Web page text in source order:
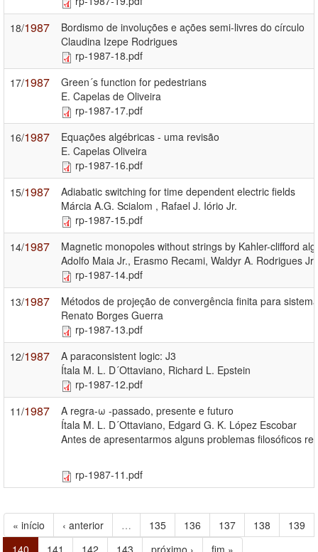
18/1987
Bordismo de involuções e ações semi-livres do círculo
Claudina Izepe Rodrigues
rp-1987-18.pdf
17/1987
Green´s function for pedestrians
E. Capelas de Oliveira
rp-1987-17.pdf
16/1987
Equações algébricas - uma revisão
E. Capelas Oliveira
rp-1987-16.pdf
15/1987
Adiabatic switching for time dependent electric fields
Márcia A.G. Scialom , Rafael J. Iório Jr.
rp-1987-15.pdf
14/1987
Magnetic monopoles without strings by Kahler-clifford
Adolfo Maia Jr., Erasmo Recami, Waldyr A. Rodrigues
rp-1987-14.pdf
13/1987
Métodos de projeção de convergência finita para
Renato Borges Guerra
rp-1987-13.pdf
12/1987
A paraconsistent logic: J3
Ítala M. L. D´Ottaviano, Richard L. Epstein
rp-1987-12.pdf
11/1987
A regra-ω -passado, presente e futuro
Ítala M. L. D´Ottaviano, Edgard G. K. López Escobar
Antes de apresentarmos alguns problemas filosóficos
rp-1987-11.pdf
« início ‹ anterior … 135 136 137 138
139